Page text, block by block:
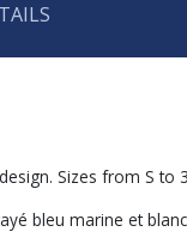
Sizes from S to
bleu marine et